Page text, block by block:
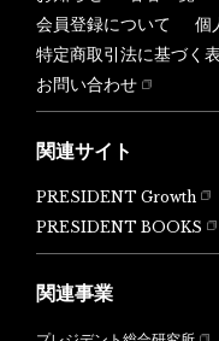
会員登録について
個
特定商取引法に基づく
お問い合わせ
関連サイト
PRESIDENT Growth
PRESIDENT BOOKS
関連事業